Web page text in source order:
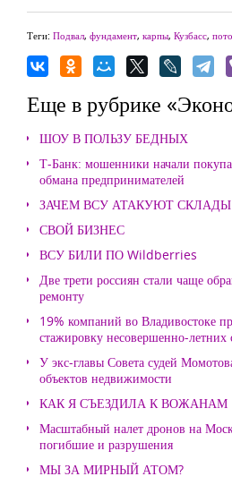
Теги: Подвал, фундамент, карпы, Кузбасс,
Еще в рубрике
ШОУ В ПОЛЬЗУ БЕДНЫХ
Т-Банк: мошенники начали
обмана предпринимателей
ЗАЧЕМ ВСУ АТАКУЮТ
СВОЙ БИЗНЕС
ВСУ БИЛИ ПО Wildberries
Две трети россиян стали чаще
ремонту
19% компаний во Владивостоке
стажировку несовершенно-летних
У экс-главы Совета судей
объектов недвижимости
КАК Я СЪЕЗДИЛА К ВОЖАНАМ
Масштабный налет дронов на
погибшие и разрушения
МЫ ЗА МИРНЫЙ АТОМ?